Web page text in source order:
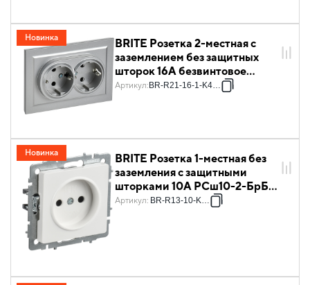
BRITE Розетка 2-местная с
заземлением без защитных
шторок 16А безвинтовое
крепление в сборе РС22-3-
Артикул:BR-R21-16-1-K47-F
Новинка
BRITE Розетка 1-местная без
заземления с защитными
шторками 10А РСш10-2-БрБ
РФ белый IEK
Артикул: BR-R13-10-K011
Новинка